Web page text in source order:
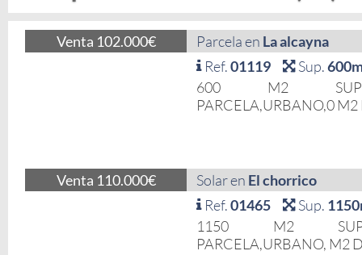
Venta 102.000€ Parcela en La alcayna
Ref.01119 Sup.
600 M2
PARCELA,URBANO,0
Venta 110.000€ Solar en El chorrico
Ref.01465 Sup.
1150 M2
PARCELA,URBANO, M2